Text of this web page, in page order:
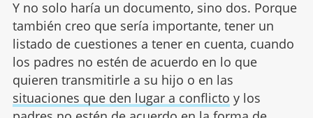
Y no solo haría un documento, sino dos. Porque
también creo que sería importante, tener un
listado de cuestiones a tener en cuenta, cuando
los padres no estén de acuerdo en lo que
quieren transmitirle a su hijo o en las
situaciones que den lugar a conflicto y los